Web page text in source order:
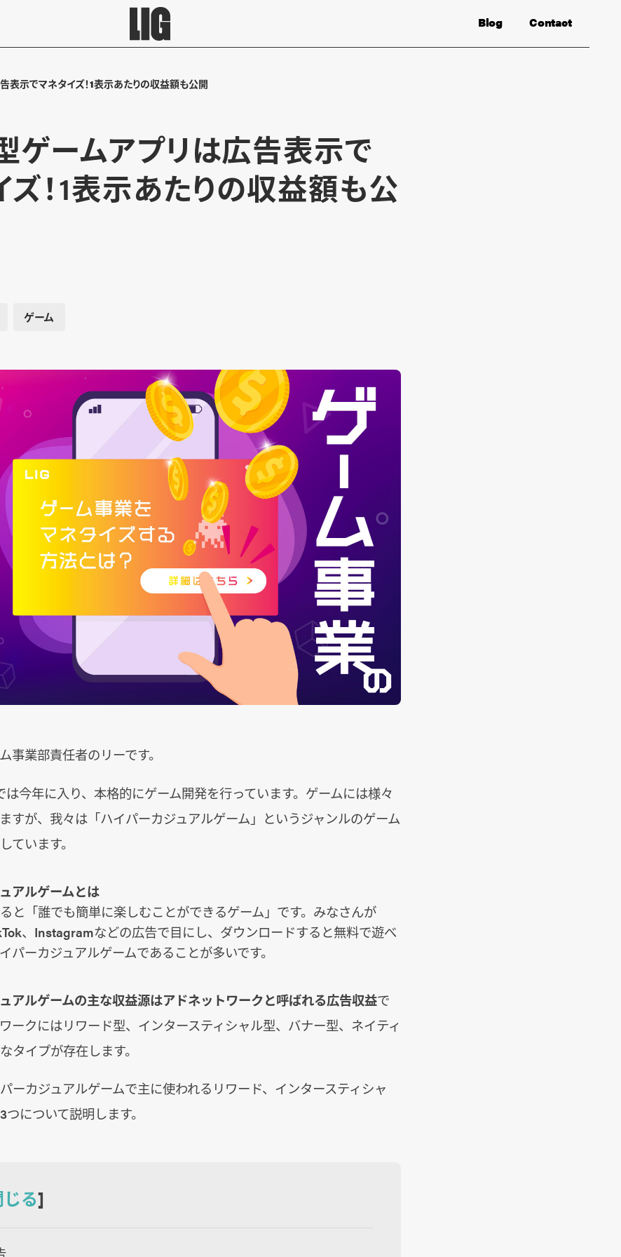
Contact
Blog
表示でマネタイズ！1表示あたりの収益額も公開
ゲームアプリは広告表示で
ズ！1表示あたりの収益額も公
ゲーム
事業部責任者のリーです。
は今年に入り、本格的にゲーム開発を行っています。ゲームには様々
すが、我々は「ハイパーカジュアルゲーム」というジャンルのゲーム
ています。
アルゲームとは
と「誰でも簡単に楽しむことができるゲーム」です。みなさんが
、Instagramなどの広告で目にし、ダウンロードすると無料で遊べ
パーカジュアルゲームであることが多いです。
アルゲームの主な収益源はアドネットワークと呼ばれる広告収益で
ークにはリワード型、インタースティシャル型、バナー型、ネイティ
タイプが存在します。
ーカジュアルゲームで主に使われるリワード、インタースティシャ
について説明します。
る]